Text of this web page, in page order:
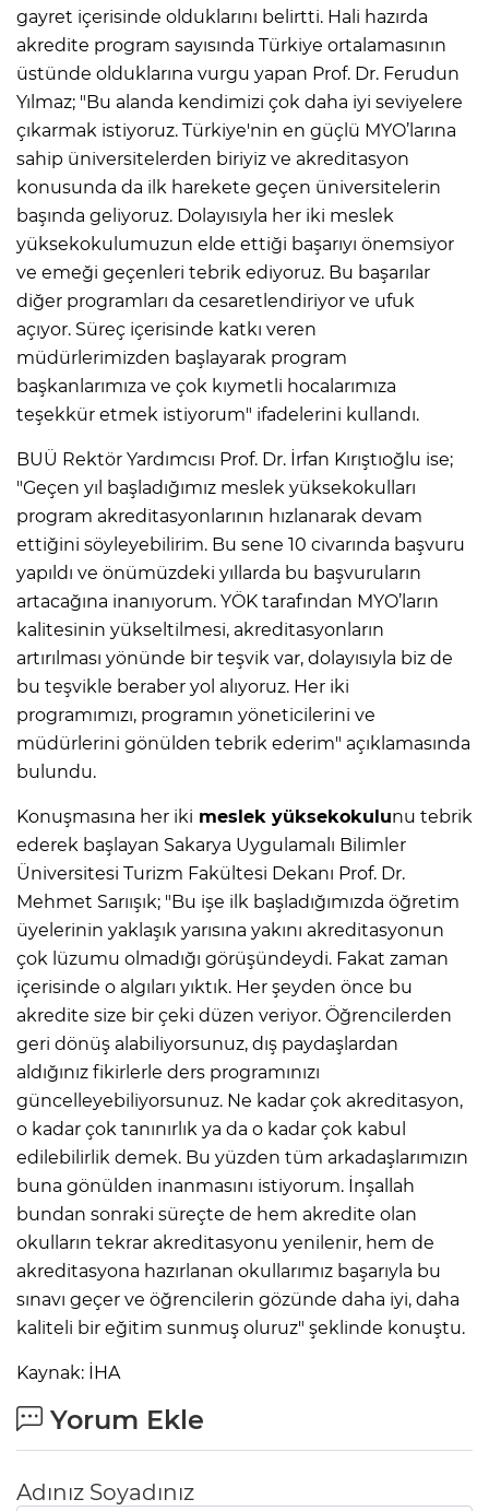
gayret içerisinde olduklarını belirtti. Hali hazırda
akredite program sayısında Türkiye ortalamasının
üstünde olduklarına vurgu yapan Prof. Dr. Ferudun
Yılmaz; "Bu alanda kendimizi çok daha iyi seviyelere
çıkarmak istiyoruz. Türkiye'nin en güçlü MYO’larına
sahip üniversitelerden biriyiz ve akreditasyon
konusunda da ilk harekete geçen üniversitelerin
başında geliyoruz. Dolayısıyla her iki meslek
yüksekokulumuzun elde ettiği başarıyı önemsiyor
ve emeği geçenleri tebrik ediyoruz. Bu başarılar
diğer programları da cesaretlendiriyor ve ufuk
açıyor. Süreç içerisinde katkı veren
müdürlerimizden başlayarak program
başkanlarımıza ve çok kıymetli hocalarımıza
teşekkür etmek istiyorum" ifadelerini kullandı.
BUÜ Rektör Yardımcısı Prof. Dr. İrfan Kırıştıoğlu ise;
"Geçen yıl başladığımız meslek yüksekokulları
program akreditasyonlarının hızlanarak devam
ettiğini söyleyebilirim. Bu sene 10 civarında başvuru
yapıldı ve önümüzdeki yıllarda bu başvuruların
artacağına inanıyorum. YÖK tarafından MYO’ların
kalitesinin yükseltilmesi, akreditasyonların
artırılması yönünde bir teşvik var, dolayısıyla biz de
bu teşvikle beraber yol alıyoruz. Her iki
programımızı, programın yöneticilerini ve
müdürlerini gönülden tebrik ederim" açıklamasında
bulundu.
Konuşmasına her iki meslek yüksekokulunu tebrik
ederek başlayan Sakarya Uygulamalı Bilimler
Üniversitesi Turizm Fakültesi Dekanı Prof. Dr.
Mehmet Sarıışık; "Bu işe ilk başladığımızda öğretim
üyelerinin yaklaşık yarısına yakını akreditasyonun
çok lüzumu olmadığı görüşündeydi. Fakat zaman
içerisinde o algıları yıktık. Her şeyden önce bu
akredite size bir çeki düzen veriyor. Öğrencilerden
geri dönüş alabiliyorsunuz, dış paydaşlardan
aldığınız fikirlerle ders programınızı
güncelleyebiliyorsunuz. Ne kadar çok akreditasyon,
o kadar çok tanınırlık ya da o kadar çok kabul
edilebilirlik demek. Bu yüzden tüm arkadaşlarımızın
buna gönülden inanmasını istiyorum. İnşallah
bundan sonraki süreçte de hem akredite olan
okulların tekrar akreditasyonu yenilenir, hem de
akreditasyona hazırlanan okullarımız başarıyla bu
sınavı geçer ve öğrencilerin gözünde daha iyi, daha
kaliteli bir eğitim sunmuş oluruz" şeklinde konuştu.
Kaynak: İHA
Yorum Ekle
Adınız Soyadınız